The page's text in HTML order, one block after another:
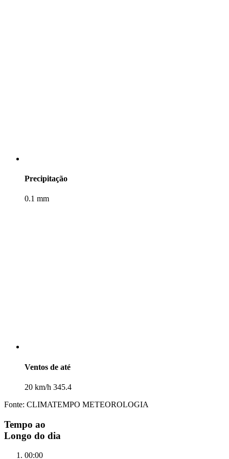
Precipitação
0.1 mm
Ventos de até
20 km/h 345.4
Fonte: CLIMATEMPO METEOROLOGIA
Tempo ao
Longo do dia
00:00